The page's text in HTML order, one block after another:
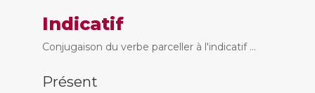
Indicatif
Conjugaison du verbe parceller à l'indicatif ...
Présent